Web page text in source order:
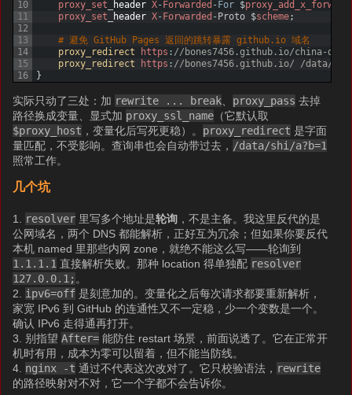
10
11
12
13
14
15
16
proxy_set
header X-Forwarded -For $
proxy_set
header X- Forwarded - Proto $scheme;
# 避免 GitHub Pages 返回的跳转暴露 github.io 域名
proxy_redirect
https : //bones7456.github.io/china-
proxy_redirect
https : //bones7456.github.io/ /data/
}
实际只动了三处：加 rewrite ... break proxy_pass 去掉
路径换成变量、显式加 proxy_ssl_name （它默认取
$proxy_host ，变量化后写死更稳）。 proxy_redirect 是字面
量匹配，不受影响。查询串也会自动带过去， /data/shi/a?b=1
照常工作。
几个坑
1. resolver 里写多个地址是轮询 ，不是主备。我这里反代的是
公网域名，两个 DNS 都能解析，正好互为冗余；但如果你要反代
本机 named 里那些内网 zone，就绝不能这么写——轮询到
1.1.1.1 直接解析失败。那种 location 得单独配 resolver
127.0.0.1; 。
2. ipv6=off 是刻意加的。变量化之后每次请求都要重新解析，
家宽 IPv6 到 GitHub 的连通性又不一定稳，少一个变数是一个。
确认 IPv6 走得通再打开。
3. 别指望After= 能防住 restart 场景，前面说透了。它在正常开
机时有用，成本为零可以留着，但不能当防线。
4. nginx -t 通过不代表这次改对了。它只校验语法， rewrite
的路径映射对不对，它一个字都不会告诉你。